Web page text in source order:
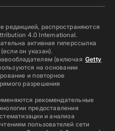
редакцией, распространяются
4.0 International.
активная гиперссылка
он указан).
(включая Getty
на основании
и повторное
разрешения
рекомендательные
предоставления
и анализа
пользователей сети